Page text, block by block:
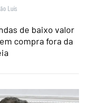
Luís
de baixo valor
compra fora da